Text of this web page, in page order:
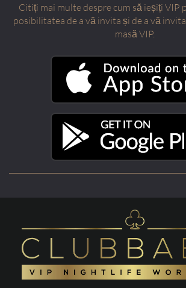
Citiți mai multe despre cum să ieșiți VIP
posibilitatea de a vă invita și de a vă
masă VIP.